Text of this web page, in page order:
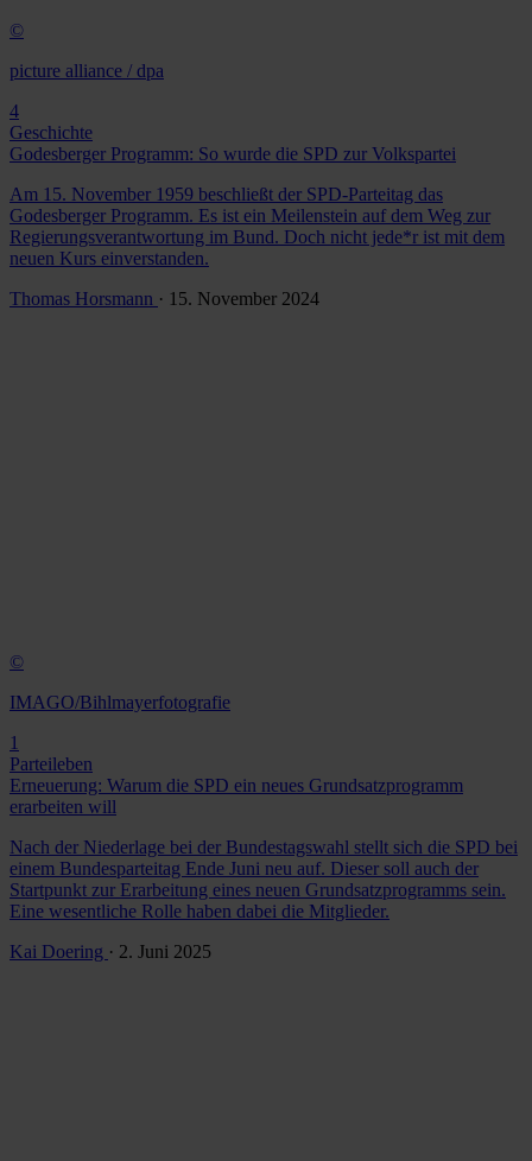
©
picture alliance / dpa
4
Geschichte
Godesberger Programm: So wurde die SPD zur Volkspartei
Am 15. November 1959 beschließt der SPD-Parteitag das
Godesberger Programm. Es ist ein Meilenstein auf dem Weg zur
Regierungsverantwortung im Bund. Doch nicht jede*r ist mit dem
neuen Kurs einverstanden.
Thomas Horsmann · 15. November 2024
©
IMAGO/Bihlmayerfotografie
1
Parteileben
Erneuerung: Warum die SPD ein neues Grundsatzprogramm
erarbeiten will
Nach der Niederlage bei der Bundestagswahl stellt sich die SPD bei
einem Bundesparteitag Ende Juni neu auf. Dieser soll auch der
Startpunkt zur Erarbeitung eines neuen Grundsatzprogramms sein.
Eine wesentliche Rolle haben dabei die Mitglieder.
Kai Doering · 2. Juni 2025